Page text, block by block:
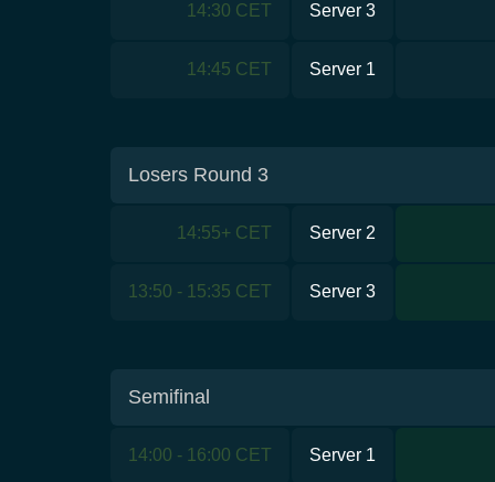
14:30 CET Server 3
14:45 CET Server 1
Losers Round 3
14:55+ CET Server 2
13:50 - 15:35 CET Server 3
Semifinal
14:00 - 16:00 CET Server 1